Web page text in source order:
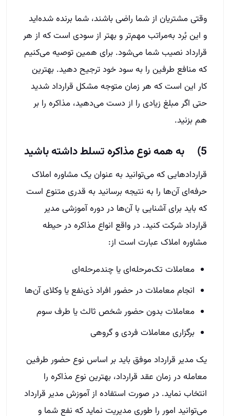
وقتی مشتریان از شما راضی باشند، شما برنده شده‌اید
و این بُرد به‌مراتب مهم‌تر و بهتر از سودی است که از هر
قرارداد نصیب شما می‌شود. برای همین توصیه می‌کنیم
که منافع طرفین را به سود خود ترجیح دهید. بهترین
کار این است که هر زمان متوجه مشکل قرارداد شدید
حتی اگر مبلغ زیادی را از دست می‌دهید، مذاکره را بر
هم بزنید.
5) به همه نوع مذاکره تسلط داشته باشید
قراردادهایی که می‌توانید به عنوان یک مشاوره املاک
حرفه‌ای آن‌ها را به نتیجه برسانید به قدری متنوع است
که باید برای آشنایی با آن‌ها در دوره آموزشی مدیر
قرارداد شرکت کنید. در واقع انواع مذاکره در حیطه
مشاوره املاک عبارت است از:
معاملات تک‌مرحله‌ای یا چندمرحله‌ای
انجام معاملات در حضور افراد ذی‌نفع یا وکلای آن‌ها
معاملات بدون حضور شخص ثالث یا طرف سوم
برگزاری معاملات فردی و گروهی
یک مدیر قرارداد موفق باید بر اساس نوع حضور طرفین
معامله در زمان عقد قرارداد، بهترین نوع مذاکره را
انتخاب نماید. در صورت استفاده از آموزش مدیر قرارداد
می‌توانید امور را طوری مدیریت نماید که نفع شما و